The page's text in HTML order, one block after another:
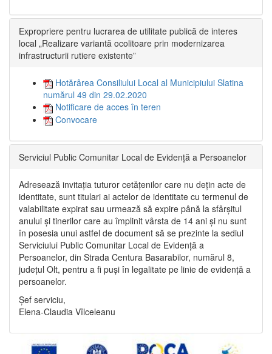
Expropriere pentru lucrarea de utilitate publică de interes
local „Realizare variantă ocolitoare prin modernizarea
infrastructurii rutiere existente”
Hotărârea Consiliului Local al Municipiului Slatina
numărul 49 din 29.02.2020
Notificare de acces în teren
Convocare
Serviciul Public Comunitar Local de Evidență a Persoanelor
Adresează invitația tuturor cetățenilor care nu dețin acte de
identitate, sunt titulari ai actelor de identitate cu termenul de
valabilitate expirat sau urmează să expire până la sfârșitul
anului și tinerilor care au împlinit vârsta de 14 ani și nu sunt
în posesia unui astfel de document să se prezinte la sediul
Serviciului Public Comunitar Local de Evidență a
Persoanelor, din Strada Centura Basarabilor, numărul 8,
județul Olt, pentru a fi puși în legalitate pe linie de evidență a
persoanelor.
Șef serviciu,
Elena-Claudia Vîlceleanu